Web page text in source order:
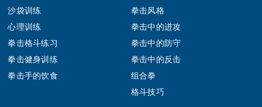
沙袋训练
心理训练
拳击格斗练习
拳击健身训练
拳击手的饮食
拳击风格
拳击中的进攻
拳击中的防守
拳击中的反击
组合拳
格斗技巧